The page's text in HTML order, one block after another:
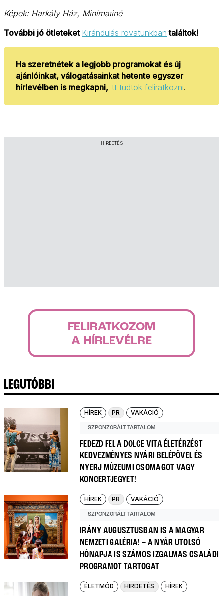
Képek: Harkály Ház, Minimatiné
További jó ötleteket Kirándulás rovatunkban találtok!
Ha szeretnétek a legjobb programokat és új
ajánlóinkat, válogatásainkat hetente egyszer
hírlevélben is megkapni, itt tudtok feliratkozni.
HIRDETÉS
FELIRATKOZOM
A HÍRLEVÉLRE
LEGUTÓBBI
HÍREK PR VAKÁCIÓ
SZPONZORÁLT TARTALOM
FEDEZD FEL A DOLCE VITA ÉLETÉRZÉST
KEDVEZMÉNYES NYÁRI BELÉPŐVEL ÉS
NYERJ MÚZEUMI CSOMAGOT VAGY
KONCERTJEGYET!
HÍREK PR VAKÁCIÓ
SZPONZORÁLT TARTALOM
IRÁNY AUGUSZTUSBAN IS A MAGYAR
NEMZETI GALÉRIA! – A NYÁR UTOLSÓ
HÓNAPJA IS SZÁMOS IZGALMAS CSALÁDI
PROGRAMOT TARTOGAT
ÉLETMÓD HIRDETÉS HÍREK